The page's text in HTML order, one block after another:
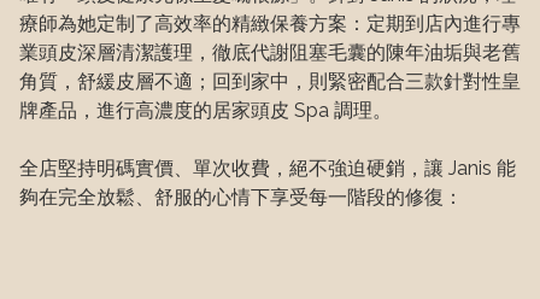
療師為她定制了高效率的精緻保養方案：定期到店內進行專
業頭皮深層清潔護理，徹底代謝阻塞毛囊的陳年油垢與老舊
角質，舒緩皮層不適；回到家中，則緊密配合三款針對性皇
牌產品，進行高濃度的居家頭皮 Spa 調理。
全店堅持明碼實價、單次收費，絕不強迫硬銷，讓 Janis 能
夠在完全放鬆、舒服的心情下享受每一階段的修復：